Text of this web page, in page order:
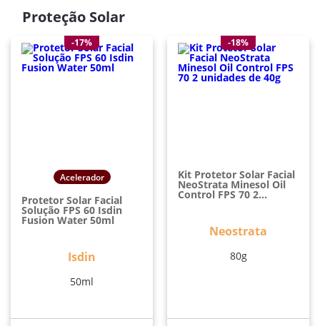
Proteção Solar
-17%
Acelerador
Protetor Solar Facial
Solução FPS 60 Isdin
Fusion Water 50ml
Isdin
50ml
-18%
Kit Protetor Solar Facial
NeoStrata Minesol Oil
Control FPS 70 2
Neostrata
80g